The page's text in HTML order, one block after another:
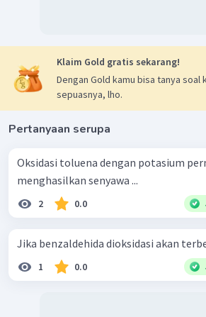
Klaim Gold gratis sekarang!
Dengan Gold kamu bisa tanya soal
sepuasnya, lho.
Pertanyaan serupa
Oksidasi toluena dengan potasium
menghasilkan senyawa ...
2 0.0
Jika benzaldehida dioksidasi akan
1 0.0